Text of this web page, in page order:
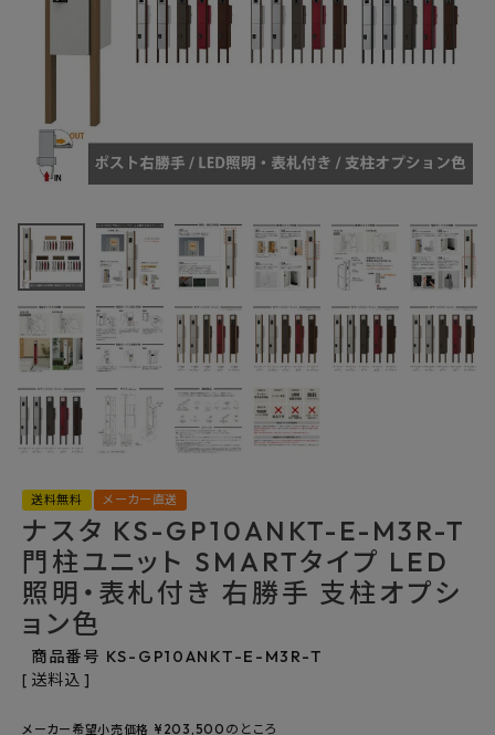
最近チェックした商品
ナスタ KS-
ット SMARTタイ
プ LED照明・表札
付き 右勝手 支柱
オプション色
(税込)
FAX注文はこちらから
カテゴリーから選ぶ
メーカーから選ぶ
よくあるご質問
お問い合わせ
メルマガ登録
送料無料 メーカー直送
ナスタ KS-GP10ANKT-E-M3R-T
門柱ユニット SMARTタイプ LED
照明・表札付き 右勝手 支柱オプシ
ョン色
商品番号 KS-GP10ANKT-E-M3R-T
送料込
メーカー希望小売価格 ¥ 203,500 のところ